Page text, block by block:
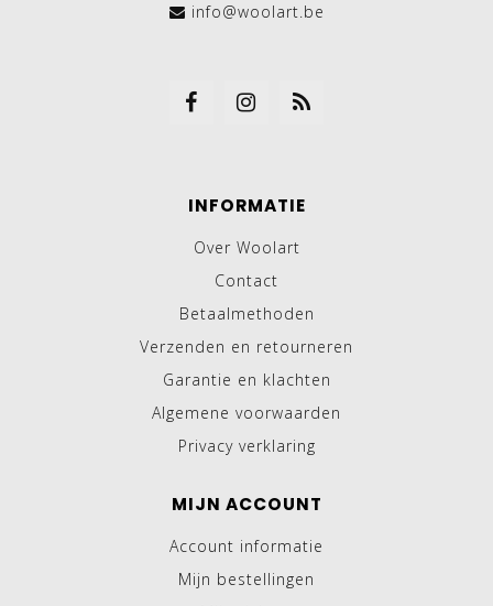
info@woolart.be
INFORMATIE
Over Woolart
Contact
Betaalmethoden
Verzenden en retourneren
Garantie en klachten
Algemene voorwaarden
Privacy verklaring
MIJN ACCOUNT
Account informatie
Mijn bestellingen